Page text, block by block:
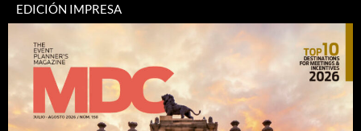
EDICIÓN IMPRESA